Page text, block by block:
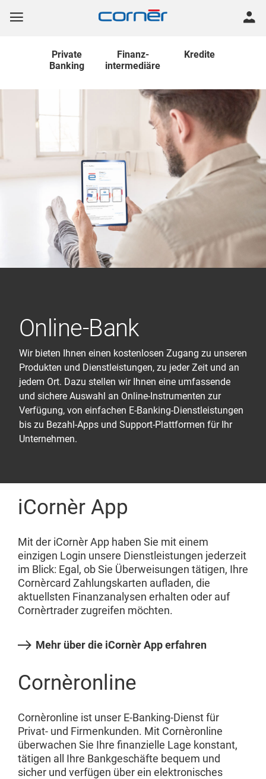
Private
Banking
Finanz-
intermediäre
Kredite
Online-Bank
Wir bieten Ihnen einen kostenlosen Zugang zu unseren
Produkten und Dienstleistungen, zu jeder Zeit und an
jedem Ort. Dazu stellen wir Ihnen eine umfassende
und sichere Auswahl an Online-Instrumenten zur
Verfügung, von einfachen E-Banking-Dienstleistungen
bis zu Bezahl-Apps und Support-Plattformen für Ihr
Unternehmen.
iCornèr App
Mit der iCornèr App haben Sie mit einem
einzigen Login unsere Dienstleistungen jederzeit
im Blick: Egal, ob Sie Überweisungen tätigen, Ihre
Cornèrcard Zahlungskarten aufladen, die
aktuellsten Finanzanalysen erhalten oder auf
Cornèrtrader zugreifen möchten.
Mehr über die iCornèr App erfahren
Cornèronline
Cornèronline ist unser E-Banking-Dienst für
Privat- und Firmenkunden. Mit Cornèronline
überwachen Sie Ihre finanzielle Lage konstant,
tätigen all Ihre Bankgeschäfte bequem und
sicher und verfügen über ein elektronisches